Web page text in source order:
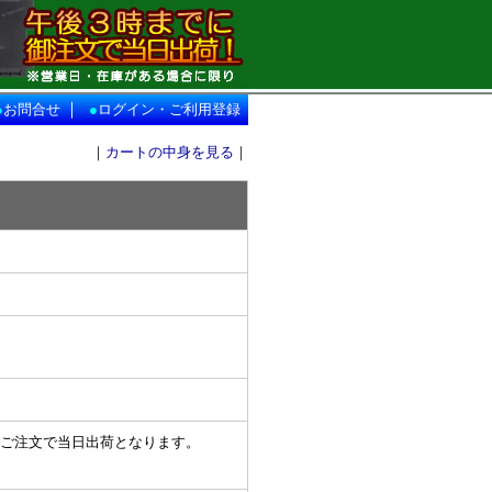
お問合せ ｜ ●ログイン・ご利用登録
｜ カートの中身を見る ｜
注文で当日出荷となります。